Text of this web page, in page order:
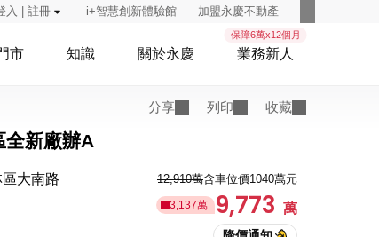
入 | 註冊 i+智慧創新體驗館 加盟永慶不動產
市 知識 關於永慶
保障6萬x12個月
業務新人
分享 列印 收藏
全新廠辦A
大南路 12,910萬含車位價1040萬元
3,137萬 9,773 萬